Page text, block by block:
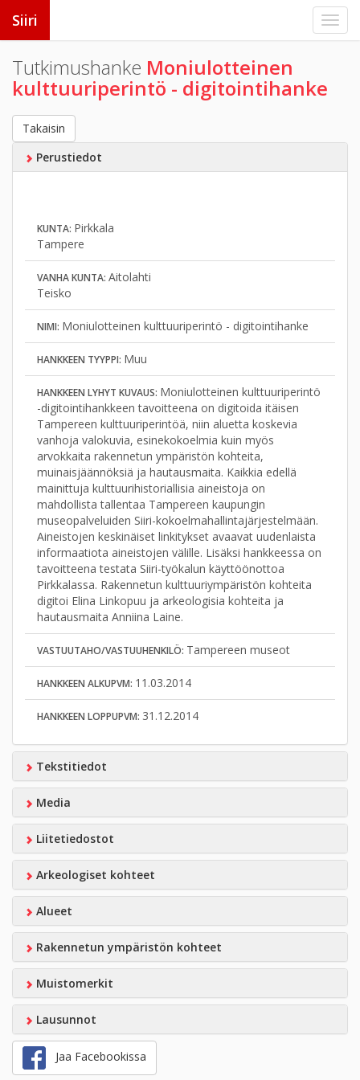
Siiri
Tutkimushanke Moniulotteinen
kulttuuriperintö - digitointihanke
Takaisin
Perustiedot
KUNTA: Pirkkala
Tampere
VANHA KUNTA: Aitolahti
Teisko
NIMI: Moniulotteinen kulttuuriperintö - digitointihanke
HANKKEEN TYYPPI: Muu
HANKKEEN LYHYT KUVAUS: Moniulotteinen kulttuuriperintö
-digitointihankkeen tavoitteena on digitoida itäisen
Tampereen kulttuuriperintöä, niin aluetta koskevia
vanhoja valokuvia, esinekokoelmia kuin myös
arvokkaita rakennetun ympäristön kohteita,
muinaisjäännöksiä ja hautausmaita. Kaikkia edellä
mainittuja kulttuurihistoriallisia aineistoja on
mahdollista tallentaa Tampereen kaupungin
museopalveluiden Siiri-kokoelmahallintajärjestelmään.
Aineistojen keskinäiset linkitykset avaavat uudenlaista
informaatiota aineistojen välille. Lisäksi hankkeessa on
tavoitteena testata Siiri-työkalun käyttöönottoa
Pirkkalassa. Rakennetun kulttuuriympäristön kohteita
digitoi Elina Linkopuu ja arkeologisia kohteita ja
hautausmaita Anniina Laine.
VASTUUTAHO/VASTUUHENKILÖ: Tampereen museot
HANKKEEN ALKUPVM: 11.03.2014
HANKKEEN LOPPUPVM: 31.12.2014
Tekstitiedot
Media
Liitetiedostot
Arkeologiset kohteet
Alueet
Rakennetun ympäristön kohteet
Muistomerkit
Lausunnot
Jaa Facebookissa